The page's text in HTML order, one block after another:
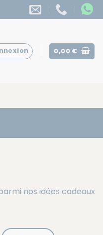
0,00 €
nos idées cadeaux